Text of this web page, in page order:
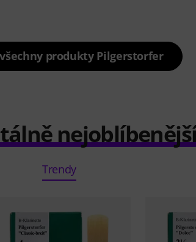
produkty Pilgerstorfer
Trendy